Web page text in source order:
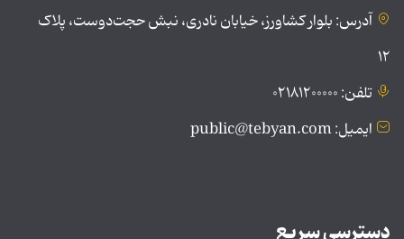
آدرس: بلوار کشاورز، خیابان نادری، نبش حجت‌دوست، پلاک
۱۲
تلفن: ۰۲۱۸۱۲۰۰۰۰۰
ایمیل: public@tebyan.com